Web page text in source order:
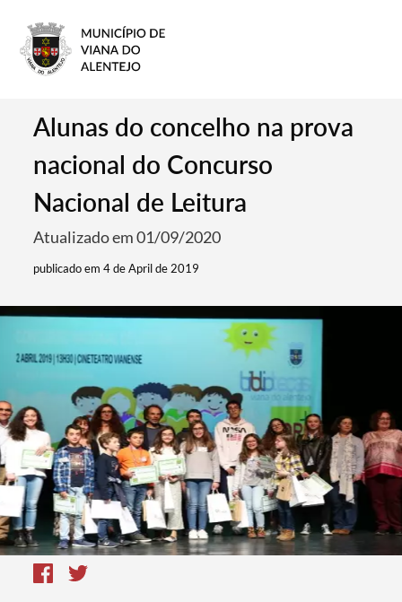
Alunas do concelho na prova
nacional do Concurso
Nacional de Leitura
Atualizado em 01/09/2020
publicado em 4 de April de 2019